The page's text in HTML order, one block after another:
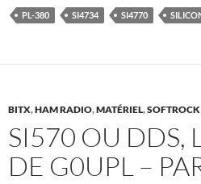
PL-380 SI4734 SI4770
BITX,HAM RADIO,MATÉRIEL,SOFTROCK
SI570 OU DDS,
DE G0UPL –